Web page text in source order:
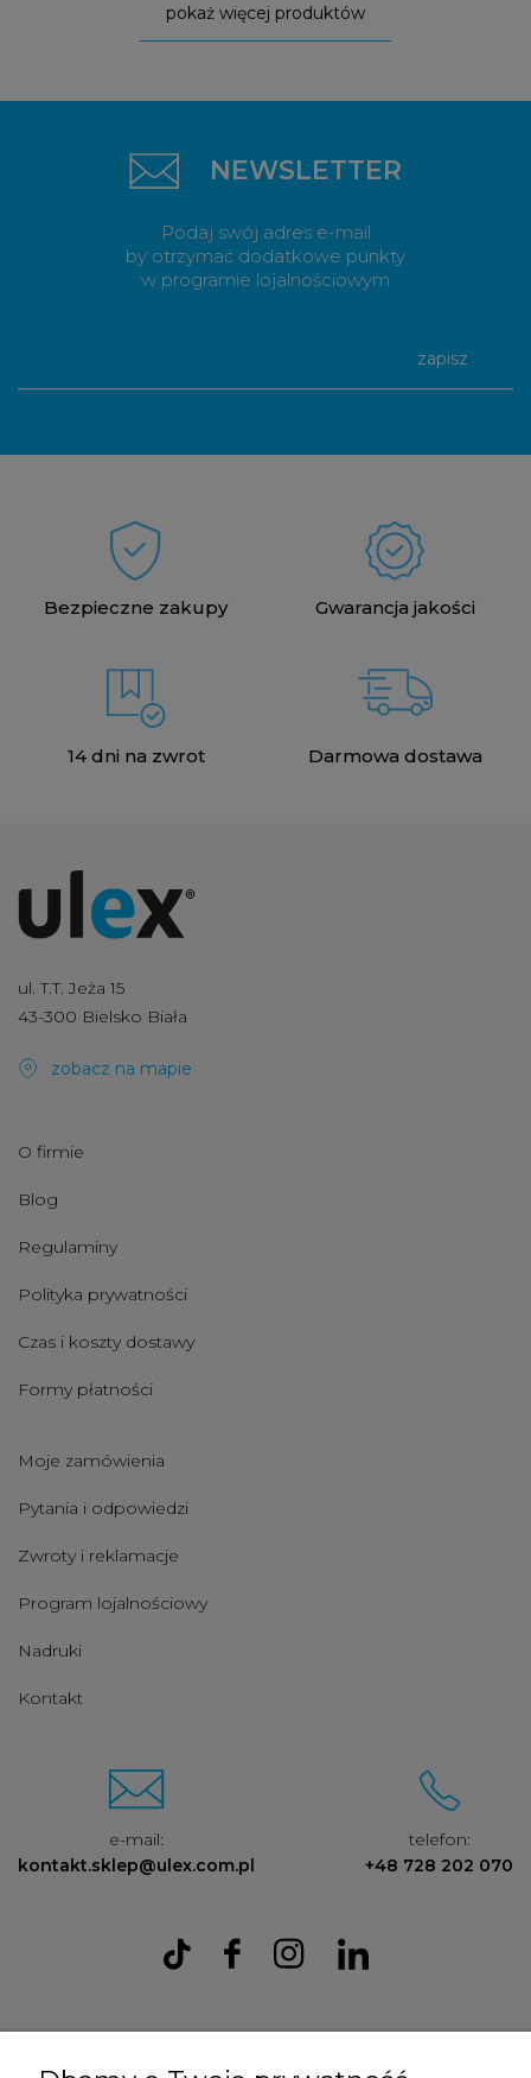
pokaż więcej produktów
NEWSLETTER
Podaj swój adres e-mail
by otrzymać dodatkowe punkty
w programie lojalnościowym
zapisz
Bezpieczne zakupy Gwarancja jakości
14 dni na zwrot Darmowa dostawa
ul. T.T. Jeża 15
43-300 Bielsko Biała
zobacz na mapie
O firmie
Blog
Regulaminy
Polityka prywatności
Czas i koszty dostawy
Formy płatności
Moje zamówienia
Pytania i odpowiedzi
Zwroty i reklamacje
Program lojalnościowy
Nadruki
Kontakt
e-mail:
kontakt.sklep@ulex.com.pl
telefon:
+48 728 202 070
Ulex Sp. z O.O. , ul. T.T. Jeża 15, 43-300 Bielsko Biała, woj. śląskie,